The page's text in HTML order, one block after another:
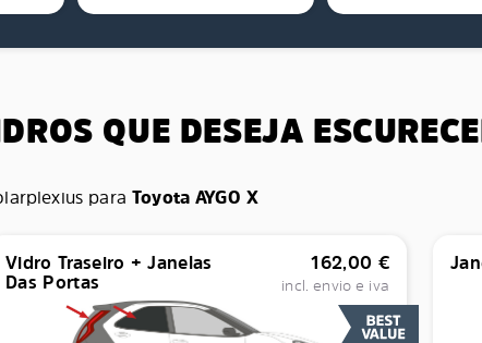
QUE DESEJA
paraToyota AYGO X
Vidro Traseiro + Janelas
Das Portas
162,00 €
incl. envio e iva